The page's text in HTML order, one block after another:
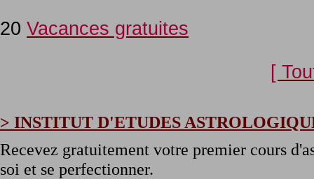
20 Vacances gratuites
[
> INSTITUT D'ETUDES
Recevez gratuitement votre premier cours
soi et se perfectionner.